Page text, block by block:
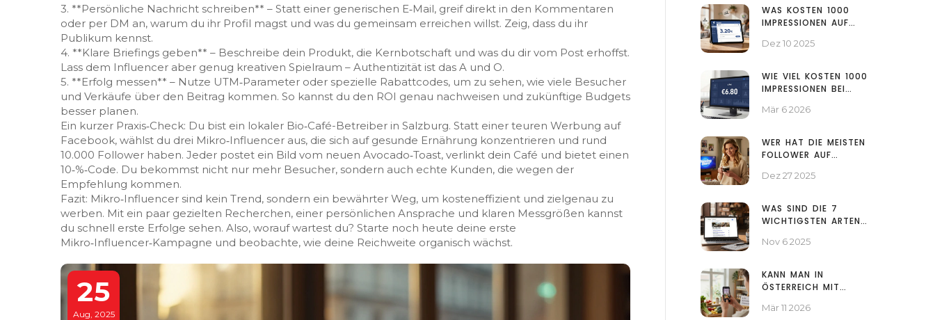
3. **Persönliche Nachricht schreiben** – Statt einer generischen E‑Mail, greif direkt in den Kommentaren
oder per DM an, warum du ihr Profil magst und was du gemeinsam erreichen willst. Zeig, dass du ihr
Publikum kennst.
4. **Klare Briefings geben** – Beschreibe dein Produkt, die Kernbotschaft und was du dir vom Post erhoffst.
Lass dem Influencer aber genug kreativen Spielraum – Authentizität ist das A und O.
5. **Erfolg messen** – Nutze UTM‑Parameter oder spezielle Rabattcodes, um zu sehen, wie viele Besucher
und Verkäufe über den Beitrag kommen. So kannst du den ROI genau nachweisen und zukünftige Budgets
besser planen.
Ein kurzer Praxis‑Check: Du bist ein lokaler Bio‑Café-Betreiber in Salzburg. Statt einer teuren Werbung auf
Facebook, wählst du drei Mikro‑Influencer aus, die sich auf gesunde Ernährung konzentrieren und rund
10.000 Follower haben. Jeder postet ein Bild vom neuen Avocado‑Toast, verlinkt dein Café und bietet einen
10‑%‑Code. Du bekommst nicht nur mehr Besucher, sondern auch echte Kunden, die wegen der
Empfehlung kommen.
Fazit: Mikro‑Influencer sind kein Trend, sondern ein bewährter Weg, um kosteneffizient und zielgenau zu
werben. Mit ein paar gezielten Recherchen, einer persönlichen Ansprache und klaren Messgrößen kannst
du schnell erste Erfolge sehen. Also, worauf wartest du? Starte noch heute deine erste
Mikro‑Influencer‑Kampagne und beobachte, wie deine Reichweite organisch wächst.
25
Aug, 2025
WAS KOSTEN 1000
IMPRESSIONEN AUF
BERECHNEST DU DEINE
FACEBOOK-WERBUNG
Dez 10 2025
WIE VIEL KOSTEN 1000
IMPRESSIONEN BEI
PREISE 2026
Mär 6 2026
WER HAT DIE MEISTEN
FOLLOWER AUF
ÖSTERREICH?
Dez 27 2025
WAS SIND DIE 7
WICHTIGSTEN ARTEN
MARKETING?
Nov 6 2025
KANN MAN IN
ÖSTERREICH MIT
VERDIENEN? SO
Mär 11 2026